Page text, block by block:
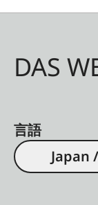
DAS
言語
Japan